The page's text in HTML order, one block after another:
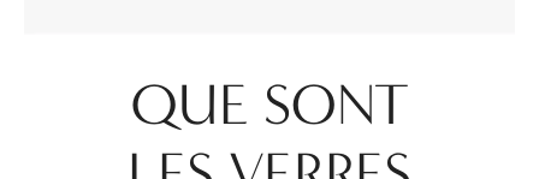
QUE SONT